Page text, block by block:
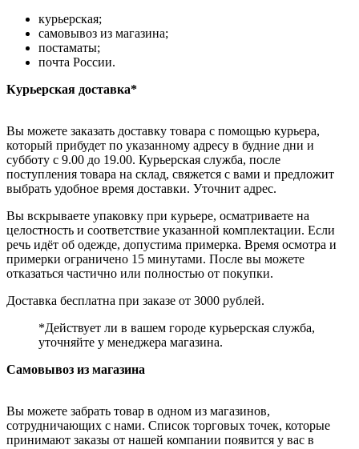
курьерская;
самовывоз из магазина;
постаматы;
почта России.
Курьерская доставка*
Вы можете заказать доставку товара с помощью курьера,
который прибудет по указанному адресу в будние дни и
субботу с 9.00 до 19.00. Курьерская служба, после
поступления товара на склад, свяжется с вами и предложит
выбрать удобное время доставки. Уточнит адрес.
Вы вскрываете упаковку при курьере, осматриваете на
целостность и соответствие указанной комплектации. Если
речь идёт об одежде, допустима примерка. Время осмотра и
примерки ограничено 15 минутами. После вы можете
отказаться частично или полностью от покупки.
Доставка бесплатна при заказе от 3000 рублей.
*Действует ли в вашем городе курьерская служба,
уточняйте у менеджера магазина.
Самовывоз из магазина
Вы можете забрать товар в одном из магазинов,
сотрудничающих с нами. Список торговых точек, которые
принимают заказы от нашей компании появится у вас в